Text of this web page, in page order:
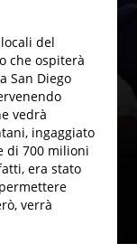
del
che ospiterà
San Diego
vedrà
ingaggiato
di 700 milioni
era stato
verrà